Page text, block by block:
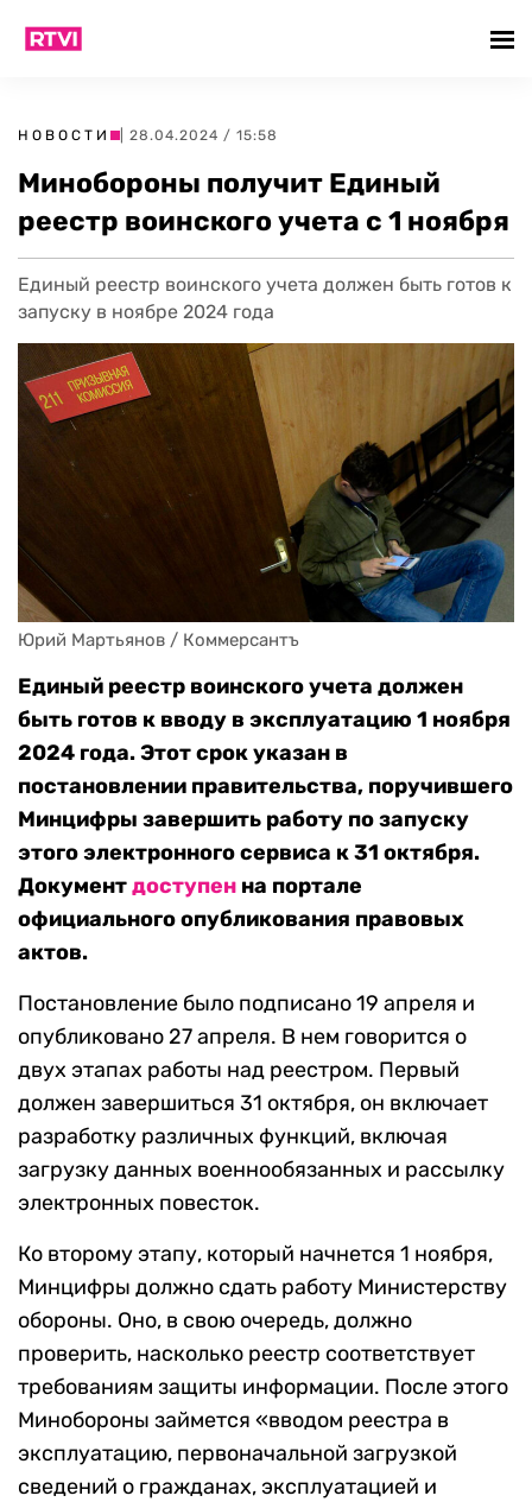
НОВОСТИ | 28.04.2024 / 15:58
Минобороны получит Единый
реестр воинского учета с 1 ноября
Единый реестр воинского учета должен быть готов к
запуску в ноябре 2024 года
Юрий Мартьянов / Коммерсантъ
Единый реестр воинского учета должен
быть готов к вводу в эксплуатацию 1 ноября
2024 года. Этот срок указан в
постановлении правительства, поручившего
Минцифры завершить работу по запуску
этого электронного сервиса к 31 октября.
Документдоступен на портале
официального опубликования правовых
актов.
Постановление было подписано 19 апреля и
опубликовано 27 апреля. В нем говорится о
двух этапах работы над реестром. Первый
должен завершиться 31 октября, он включает
разработку различных функций, включая
загрузку данных военнообязанных и рассылку
электронных повесток.
Ко второму этапу, который начнется 1 ноября,
Минцифры должно сдать работу Министерству
обороны. Оно, в свою очередь, должно
проверить, насколько реестр соответствует
требованиям защиты информации. После этого
Минобороны займется «вводом реестра в
эксплуатацию, первоначальной загрузкой
сведений о гражданах, эксплуатацией и